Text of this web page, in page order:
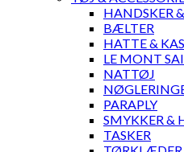
HANDSKER
BÆLTER
HATTE &
LE MONT
NATTØJ
PARAPLY
SMYKKER &
TASKER